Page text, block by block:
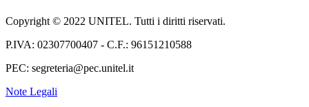
Copyright © 2022 UNITEL. Tutti i diritti riservati.
P.IVA: 02307700407 - C.F.: 96151210588
PEC: segreteria@pec.unitel.it
Note Legali